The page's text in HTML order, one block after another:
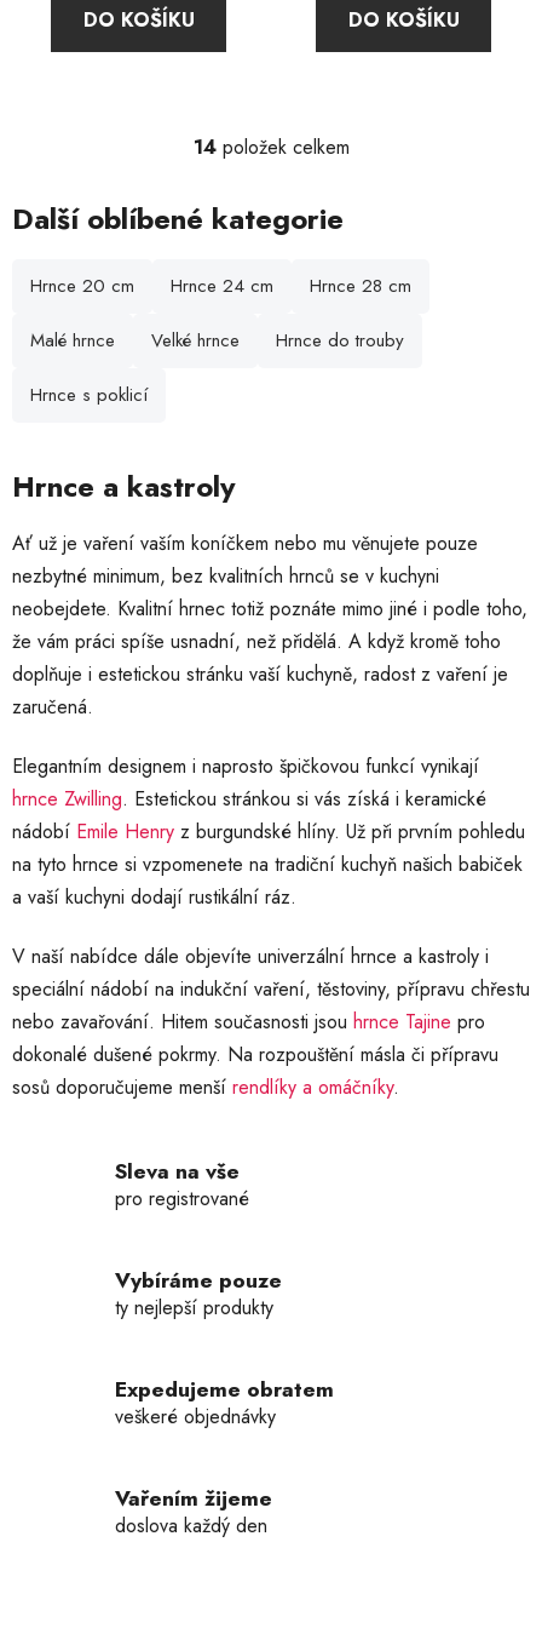
DO KOŠÍKU
z
DO KOŠÍKU
O
l
á
a
ý
p
i
s
u
14položek celkem
Další oblíbené kategorie
Hrnce 20 cm Hrnce 24 cm Hrnce 28 cm
Malé hrnce Velké hrnce Hrnce do trouby
Hrnce s poklicí
Hrnce a kastroly
Ať už je vaření vaším koníčkem nebo mu věnujete pouze
nezbytné minimum, bez kvalitních hrnců se v kuchyni
neobejdete. Kvalitní hrnec totiž poznáte mimo jiné i podle toho,
že vám práci spíše usnadní, než přidělá. A když kromě toho
doplňuje i estetickou stránku vaší kuchyně, radost z vaření je
zaručená.
Elegantním designem i naprosto špičkovou funkcí vynikají
hrnce Zwilling. Estetickou stránkou si vás získá i keramické
nádobí Emile Henry z burgundské hlíny. Už při prvním pohledu
na tyto hrnce si vzpomenete na tradiční kuchyň našich babiček
a vaší kuchyni dodají rustikální ráz.
V naší nabídce dále objevíte univerzální hrnce a kastroly i
speciální nádobí na indukční vaření, těstoviny, přípravu chřestu
nebo zavařování. Hitem současnosti jsou hrnce Tajine pro
dokonalé dušené pokrmy. Na rozpouštění másla či přípravu
sosů doporučujeme menší rendlíky a omáčníky.
Sleva na vše
pro registrované
Vybíráme pouze
ty nejlepší produkty
Expedujeme obratem
veškeré objednávky
Vařením žijeme
doslova každý den